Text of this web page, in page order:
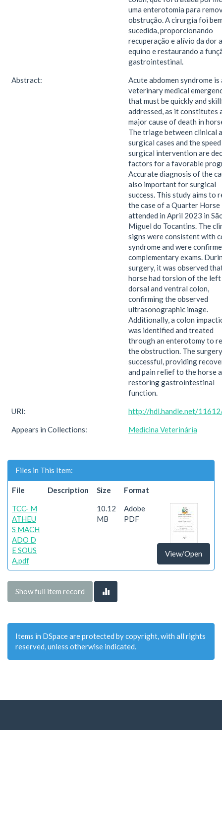
uma enterotomia para
obstrução. A cirurgia foi
sucedida, proporcionando
recuperação e alívio da dor
equino e restaurando a
gastrointestinal.
Abstract:
Acute abdomen syndrome is
veterinary medical
that must be quickly and
addressed, as it constitutes
major cause of death in
The triage between clinical
surgical cases and the
surgical intervention are
factors for a favorable
Accurate diagnosis of the
also important for surgical
success. This study aims to
the case of a Quarter Horse
attended in April 2023 in
Miguel do Tocantins. The
signs were consistent with
syndrome and were
complementary exams.
surgery, it was observed
horse had torsion of the left
dorsal and ventral colon,
confirming the observed
ultrasonographic image.
Additionally, a colon
was identified and treated
through an enterotomy to
the obstruction. The
successful, providing
and pain relief to the horse
restoring gastrointestinal
function.
URI: http://hdl.handle.net/
Appears in Collections: Medicina Veterinária
Files in This Item:
File Description Size Format
TCC- M
ATHEU
S MACH
ADO D
E SOUS
A.pdf
10.12
MB
Adobe
PDF
View/Open
Show full item record
Items in DSpace are protected by copyright, with all rights
reserved, unless otherwise indicated.